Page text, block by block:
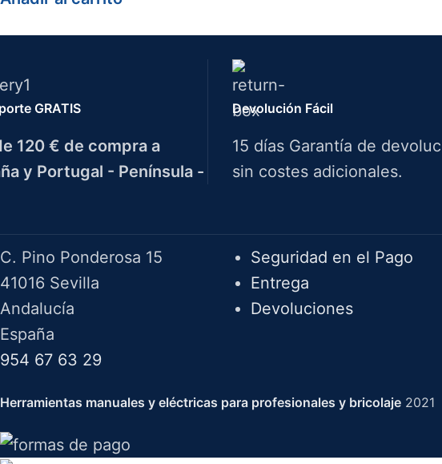
GRATIS
120 € de compra a
y Portugal - Península -
Devolución Fácil
15 días Garantía de
sin costes adicionales.
C. Pino Ponderosa 15
41016 Sevilla
Andalucía
España
954 67 63 29
Seguridad en el Pago
Entrega
Devoluciones
Herramientas manuales y eléctricas para profesionales y bricolaje 2021